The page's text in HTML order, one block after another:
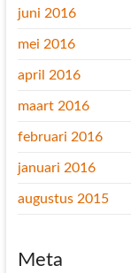
juni 2016
mei 2016
april 2016
maart 2016
februari 2016
januari 2016
augustus 2015
Meta